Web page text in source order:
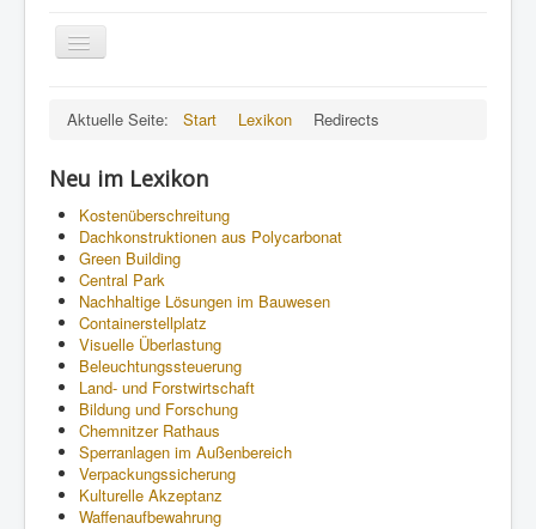
Toggle
Navigation
G•H•I• J•K •L•M•N•O
R• S•T•
Aktuelle Seite: Start Lexikon Redirects
Neu im Lexikon
Kostenüberschreitung
Dachkonstruktionen aus Polycarbonat
Green Building
Central Park
Nachhaltige Lösungen im Bauwesen
Containerstellplatz
Visuelle Überlastung
Beleuchtungssteuerung
Land- und Forstwirtschaft
Bildung und Forschung
Chemnitzer Rathaus
Sperranlagen im Außenbereich
Verpackungssicherung
Kulturelle Akzeptanz
Waffenaufbewahrung